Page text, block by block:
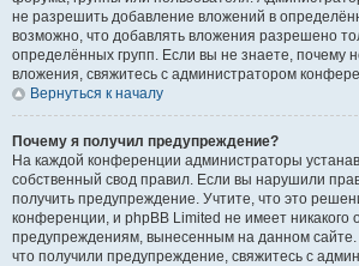
не разрешить добавление вложений в
возможно, что добавлять вложения разрешено
определённых групп. Если вы не знаете, почему
вложения, свяжитесь с администратором
Вернуться к началу
Почему я получил предупреждение?
На каждой конференции администраторы
собственный свод правил. Если вы нарушили
получить предупреждение. Учтите, что это
конференции, и phpBB Limited не имеет никакого
предупреждениям, вынесенным на данном сайте.
что получили предупреждение, свяжитесь с